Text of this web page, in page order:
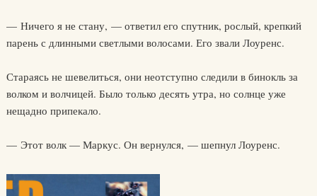
— Ничего я не стану, — ответил его спутник, рослый, крепкий
парень с длинными светлыми волосами. Его звали Лоуренс.
Стараясь не шевелиться, они неотступно следили в бинокль за
волком и волчицей. Было только десять утра, но солнце уже
нещадно припекало.
— Этот волк — Маркус. Он вернулся, — шепнул Лоуренс.